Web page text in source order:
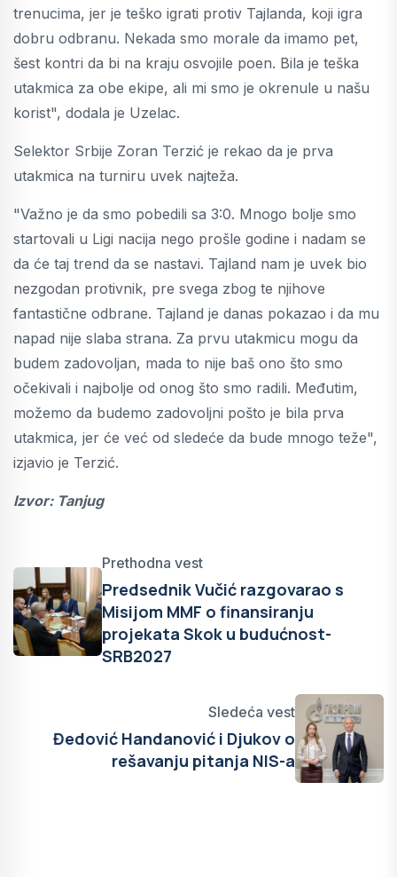
trenucima, jer je teško igrati protiv Tajlanda, koji igra
dobru odbranu. Nekada smo morale da imamo pet,
šest kontri da bi na kraju osvojile poen. Bila je teška
utakmica za obe ekipe, ali mi smo je okrenule u našu
korist", dodala je Uzelac.
Selektor Srbije Zoran Terzić je rekao da je prva
utakmica na turniru uvek najteža.
"Važno je da smo pobedili sa 3:0. Mnogo bolje smo
startovali u Ligi nacija nego prošle godine i nadam se
da će taj trend da se nastavi. Tajland nam je uvek bio
nezgodan protivnik, pre svega zbog te njihove
fantastične odbrane. Tajland je danas pokazao i da mu
napad nije slaba strana. Za prvu utakmicu mogu da
budem zadovoljan, mada to nije baš ono što smo
očekivali i najbolje od onog što smo radili. Međutim,
možemo da budemo zadovoljni pošto je bila prva
utakmica, jer će već od sledeće da bude mnogo teže",
izjavio je Terzić.
Izvor: Tanjug
Prethodna vest
Predsednik Vučić razgovarao s
Misijom MMF o finansiranju
projekata Skok u budućnost-
SRB2027
Sledeća vest
Đedović Handanović i Djukov o
rešavanju pitanja NIS-a